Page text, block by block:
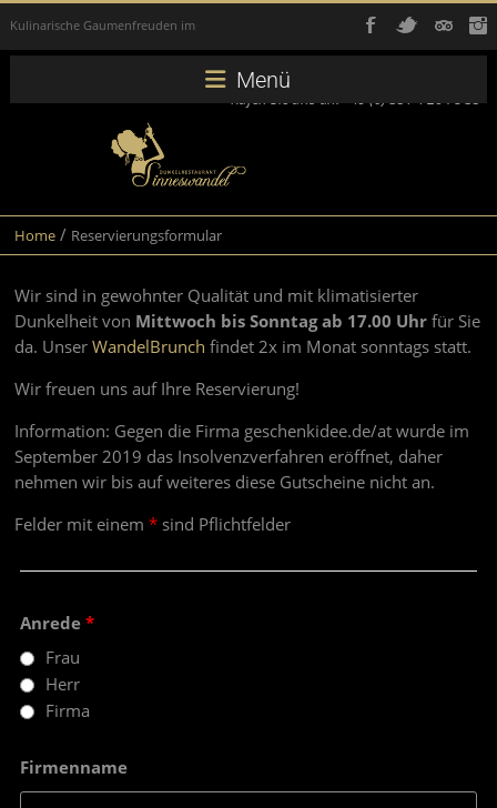
Kulinarische Gaumenfreuden im
Dunkelrestaurant
Sinneswandel
in
Dresden
Rufen Sie uns an: +49 (0) 351 4 26 78 35
Menü
Home / Reservierungsformular
Wir sind in gewohnter Qualität und mit klimatisierter
Dunkelheit von Mittwoch bis Sonntag ab 17.00 Uhr für Sie
da. UnserWandelBrunch findet 2x im Monat sonntags statt.
Wir freuen uns auf Ihre Reservierung!
Information: Gegen die Firma geschenkidee.de/at wurde im
September 2019 das Insolvenzverfahren eröffnet, daher
nehmen wir bis auf weiteres diese Gutscheine nicht an.
Felder mit einem* sind Pflichtfelder
Anrede*
Frau
Herr
Firma
Firmenname